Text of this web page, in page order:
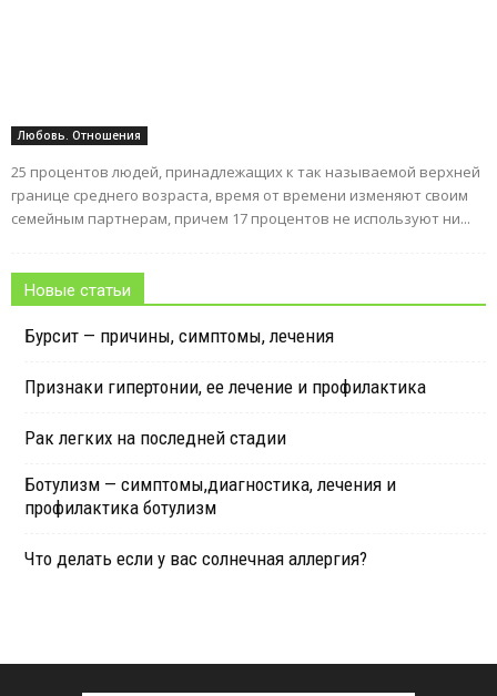
Любовь. Отношения
25 процентов людей, принадлежащих к так называемой верхней
границе среднего возраста, время от времени изменяют своим
семейным партнерам, причем 17 процентов не используют ни...
Новые статьи
Бурсит — причины, симптомы, лечения
Признаки гипертонии, ее лечение и профилактика
Рак легких на последней стадии
Ботулизм — симптомы,диагностика, лечения и
профилактика ботулизм
Что делать если у вас солнечная аллергия?